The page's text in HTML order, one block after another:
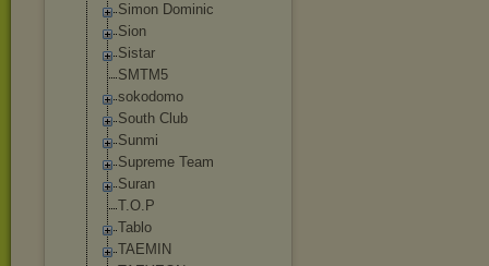
Simon Dominic
Sion
Sistar
SMTM5
sokodomo
South Club
Sunmi
Supreme Team
Suran
T.O.P
Tablo
TAEMIN